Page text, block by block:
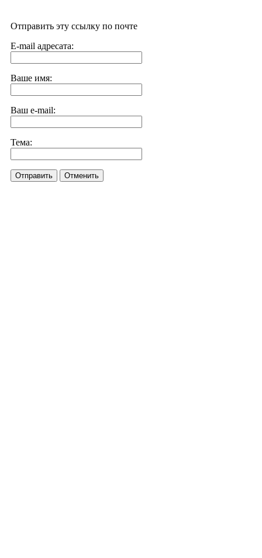
Отправить эту ссылку по почте
E-mail адресата:
Ваше имя:
Ваш e-mail:
Тема:
Отправить Отменить